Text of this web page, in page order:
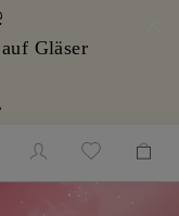
Gläser